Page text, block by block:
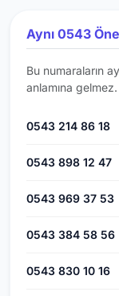
Aynı 0543
Bu numaraların
anlamına gelmez.
0543 214 86 18
0543 898 12 47
0543 969 37 53
0543 384 58 56
0543 830 10 16